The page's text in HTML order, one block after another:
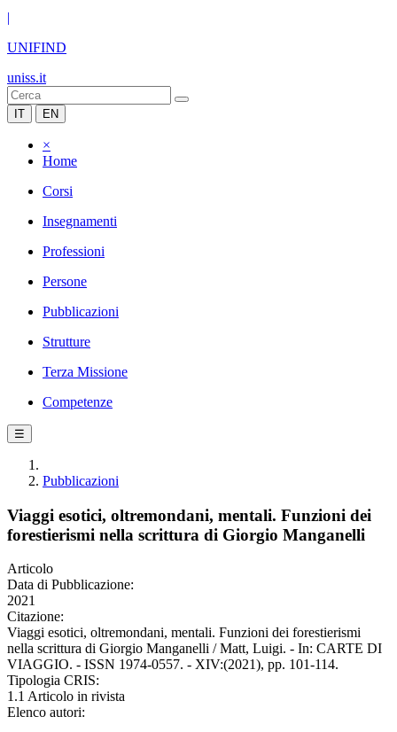
|
UNIFIND
uniss.it
IT EN
×
Home
Corsi
Insegnamenti
Professioni
Persone
Pubblicazioni
Strutture
Terza Missione
Competenze
☰
Pubblicazioni
Viaggi esotici, oltremondani, mentali. Funzioni dei
forestierismi nella scrittura di Giorgio Manganelli
Articolo
Data di Pubblicazione:
2021
Citazione:
Viaggi esotici, oltremondani, mentali. Funzioni dei forestierismi
nella scrittura di Giorgio Manganelli / Matt, Luigi. - In: CARTE DI
VIAGGIO. - ISSN 1974-0557. - XIV:(2021), pp. 101-114.
Tipologia CRIS:
1.1 Articolo in rivista
Elenco autori: